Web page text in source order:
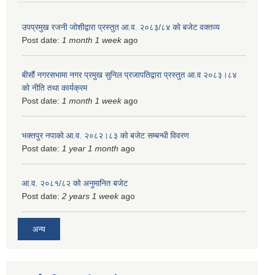
उपप्रमुख रजनी जोशीद्वारा प्रस्तुत आ.व. २०८३/८४ को बजेट वक्तव्य
Post date: 1 month 1 weekago
बीसौं नगरसभामा नगर प्रमुख सुनिल प्रजापतिद्वारा प्रस्तुत आ.व‍ २०८३।८४
को नीति तथा कार्यक्रम
Post date: 1 month 1 weekago
भक्तपुर नपाको आ.व. २०८२।८३ को बजेट सम्बन्धी विवरण
Post date: 1 year 1 month ago
आ.व. २०८१/८२ को अनुमानित बजेट
Post date: 2 years 1 weekago
अन्य